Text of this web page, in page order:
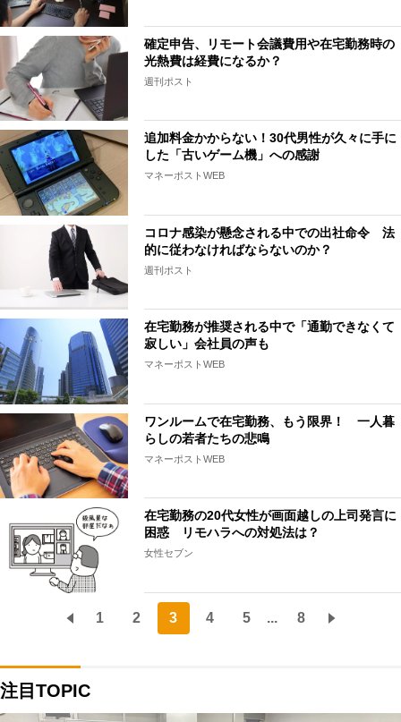
確定申告、リモート会議費用や在宅勤務時の
光熱費は経費になるか？
週刊ポスト
追加料金かからない！30代男性が久々に手に
した「古いゲーム機」への感謝
マネーポストWEB
コロナ感染が懸念される中での出社命令 法
的に従わなければならないのか？
週刊ポスト
在宅勤務が推奨される中で「通勤できなくて
寂しい」会社員の声も
マネーポストWEB
ワンルームで在宅勤務、もう限界！ 一人暮
らしの若者たちの悲鳴
マネーポストWEB
在宅勤務の20代女性が画面越しの上司発言に
困惑 リモハラへの対処法は？
女性セブン
1 2 3 4 5 ... 8
注目TOPIC